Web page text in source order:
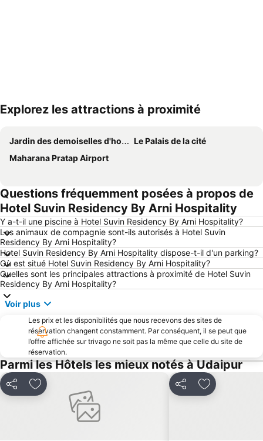
Explorez les attractions à proximité
Jardin des demoiselles d'honneur
Le Palais de la cité
Maharana Pratap Airport
Questions fréquemment posées à propos de
Hotel Suvin Residency By Arni Hospitality
Y a-t-il une piscine à Hotel Suvin Residency By Arni Hospitality?
Les animaux de compagnie sont-ils autorisés à Hotel Suvin
Residency By Arni Hospitality?
Hotel Suvin Residency By Arni Hospitality dispose-t-il d'un parking?
Où est situé Hotel Suvin Residency By Arni Hospitality?
Quelles sont les principales attractions à proximité de Hotel Suvin
Residency By Arni Hospitality?
Voir plus
Les prix et les disponibilités que nous recevons des sites de
réservation changent constamment. Par conséquent, il se peut que
l’offre affichée sur trivago ne soit pas la même que celle du site de
réservation.
Parmi les Hôtels les mieux notés à Udaipur
PartagerAjouter à mes favoris PartagerAjouter à